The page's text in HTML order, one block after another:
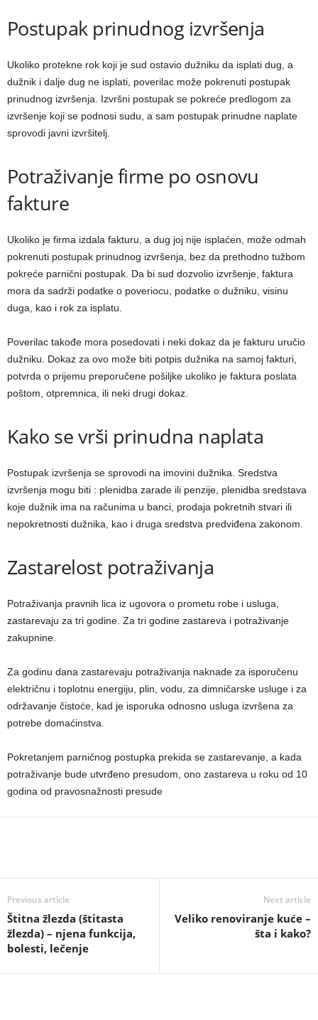
Postupak prinudnog izvršenja
Ukoliko protekne rok koji je sud ostavio dužniku da isplati dug, a
dužnik i dalje dug ne isplati, poverilac može pokrenuti postupak
prinudnog izvršenja. Izvršni postupak se pokreće predlogom za
izvršenje koji se podnosi sudu, a sam postupak prinudne naplate
sprovodi javni izvršitelj.
Potraživanje firme po osnovu
fakture
Ukoliko je firma izdala fakturu, a dug joj nije isplaćen, može odmah
pokrenuti postupak prinudnog izvršenja, bez da prethodno tužbom
pokreće parnični postupak. Da bi sud dozvolio izvršenje, faktura
mora da sadrži podatke o poveriocu, podatke o dužniku, visinu
duga, kao i rok za isplatu.
Poverilac takođe mora posedovati i neki dokaz da je fakturu uručio
dužniku. Dokaz za ovo može biti potpis dužnika na samoj fakturi,
potvrda o prijemu preporučene pošiljke ukoliko je faktura poslata
poštom, otpremnica, ili neki drugi dokaz.
Kako se vrši prinudna naplata
Postupak izvršenja se sprovodi na imovini dužnika. Sredstva
izvršenja mogu biti : plenidba zarade ili penzije, plenidba sredstava
koje dužnik ima na računima u banci, prodaja pokretnih stvari ili
nepokretnosti dužnika, kao i druga sredstva predviđena zakonom.
Zastarelost potraživanja
Potraživanja pravnih lica iz ugovora o prometu robe i usluga,
zastarevaju za tri godine. Za tri godine zastareva i potraživanje
zakupnine.
Za godinu dana zastarevaju potraživanja naknade za isporučenu
električnu i toplotnu energiju, plin, vodu, za dimničarske usluge i za
održavanje čistoće, kad je isporuka odnosno usluga izvršena za
potrebe domaćinstva.
Pokretanjem parničnog postupka prekida se zastarevanje, a kada
potraživanje bude utvrđeno presudom, ono zastareva u roku od 10
godina od pravosnažnosti presude
Previous article
Štitna žlezda (štitasta
žlezda) – njena funkcija,
bolesti, lečenje
Next article
Veliko renoviranje kuće –
šta i kako?